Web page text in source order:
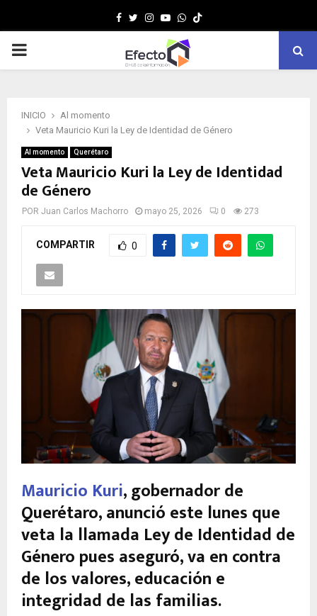
Facebook
TwitterInstagram
YoutubeWhatsapp
MENÚ
INICIO
Al momento
Veta Mauricio Kuri la Ley de Identidad de Género
Al momento Querétaro
Veta Mauricio Kuri la Ley de Identidad
de Género
POR Juan Carlos Machorro mayo 25, 2026 0 273
COMPARTIR 0
Mauricio Kuri, gobernador de
Querétaro, anunció este lunes que
veta la llamada Ley de Identidad de
Género pues aseguró, va en contra
de los valores, educación e
integridad de las familias.